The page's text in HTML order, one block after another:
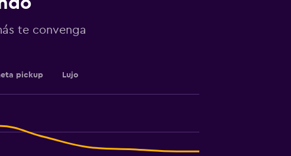
te convenga
pickup Lujo